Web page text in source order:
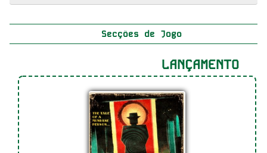
Secções de Jogo
LANÇAMENTO